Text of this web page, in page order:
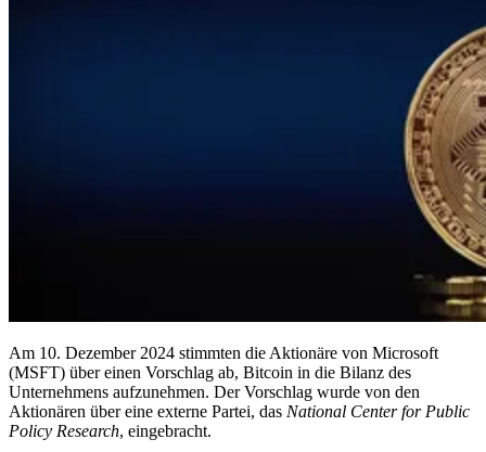
Am 10. Dezember 2024 stimmten die Aktionäre von Microsoft
(MSFT) über einen Vorschlag ab, Bitcoin in die Bilanz des
Unternehmens aufzunehmen. Der Vorschlag wurde von den
Aktionären über eine externe Partei, das National Center for Public
Policy Research, eingebracht.